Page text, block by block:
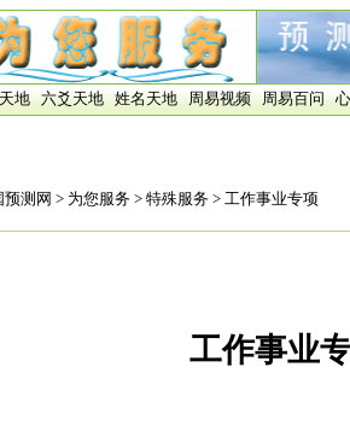
地 六爻天地 姓名天地 周易视频 周易百问
预测网 > 为您服务 > 特殊服务 > 工作事业专项
工作事业